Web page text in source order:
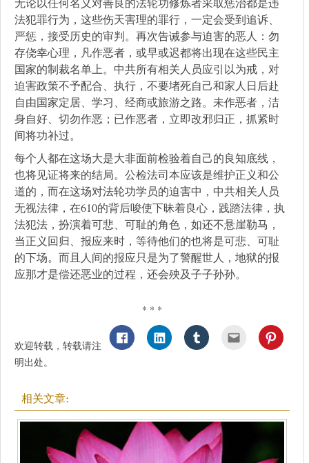
法犯罪行为，这些伤天害理的罪行，一定会受到追诉、
严惩，接受历史的审判。再次告诫参与迫害的恶人：勿
存侥幸心理，凡作恶者，或早或迟都将出现在这些民主
国家的制裁名单上。中共所有相关人员应引以为戒，对
迫害政策不予配合、执行，不要堵死自己和家人日后赴
自由国家定居、学习、经商或旅游之路。未作恶者，洁
身自好、切勿作恶；已作恶者，立即改邪归正，抓紧时
间将功补过。
每个人都在这场大是大非面前检验着自己的良知底线，
也将见证将来的结局。公检法司本应该是维护正义和公
道的，而在这场对法轮功学员的迫害中，中共相关人员
无视法律，在610的背后唆使下昧着良心，践踏法律，执
法犯法，扮演着可悲、可耻的角色，如还不悬崖勒马，
当正义回归、报应来时，等待他们的也将是可悲、可耻
的下场。而且人间的报应只是为了警醒世人，地狱的报
应那才是偿还恶业的过程，还会殃及子子孙孙。
* * *
欢迎转载，转载请注
明出处。
相关文章: